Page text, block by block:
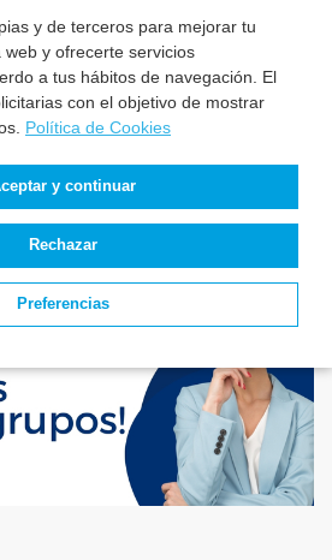
y de terceros para mejorar tu
y ofrecerte servicios
a tus hábitos de navegación. El
con el objetivo de mostrar
Política de Cookies
y continuar
Rechazar
Preferencias
...